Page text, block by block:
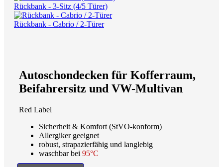
Rückbank - 3-Sitz (4/5 Türer)
Rückbank - Cabrio / 2-Türer
Autoschondecken für Kofferraum,
Beifahrersitz und VW-Multivan
Red Label
Sicherheit & Komfort (StVO-konform)
Allergiker geeignet
robust, strapazierfähig und langlebig
waschbar bei 95°C